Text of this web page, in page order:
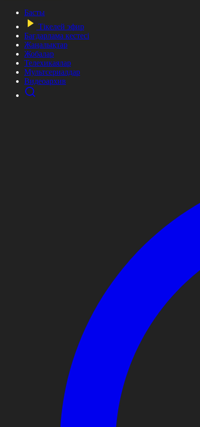
Басты
Тікелей эфир
Бағдарлама кестесі
Жаңалықтар
Жобалар
Телехикаялар
Мультсериалдар
Видеоархив